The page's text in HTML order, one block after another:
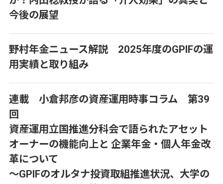
今後の展望
野村年金ニュース解説 2025年度のGPIFの運
用実績と取り組み
連載 小倉邦彦の資産運用時事コラム 第39
回
資産運用立国推進分科会で語られたアセット
オーナーの機能向上と 企業年金・個人年金改
革について
～GPIFのオルタナ投資取組推進状況、大学の